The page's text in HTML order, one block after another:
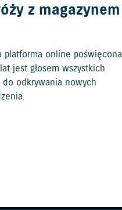
z magazynem
platforma online poświęcona
jest głosem wszystkich
odkrywania nowych